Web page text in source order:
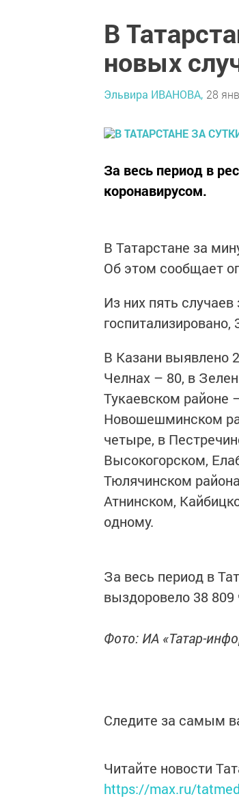
В
новых
Эльвира ИВАНОВА, 28
За весь период в
коронавирусом.
В Татарстане за
Об этом сообщает
Из них пять
В Казани выявлено
Челнах – 80, в
Тукаевском
Новошешминском
четыре, в
Высокогорском,
Тюлячинском
Атнинском,
одному.
За весь период в
выздоровело 38
Фото: ИА «Татар-
Следите за самым
Читайте новости
https://max.ru/